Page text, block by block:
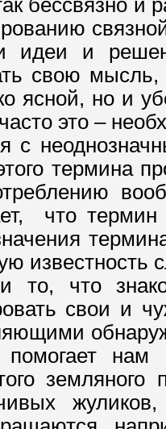
бессвязно
идеи и
свою
ясной, но и
это –
с
термина
что
известность
что
свои и
нам
земляного